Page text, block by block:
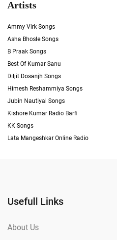
Artists
Ammy Virk Songs
Asha Bhosle Songs
B Praak Songs
Best Of Kumar Sanu
Diljit Dosanjh Songs
Himesh Reshammiya Songs
Jubin Nautiyal Songs
Kishore Kumar Radio Barfi
KK Songs
Lata Mangeshkar Online Radio
Usefull Links
About Us